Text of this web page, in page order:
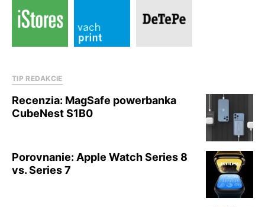
TIP REDAKCIE
Recenzia: MagSafe powerbanka
CubeNest S1B0
Porovnanie: Apple Watch Series 8
vs. Series 7